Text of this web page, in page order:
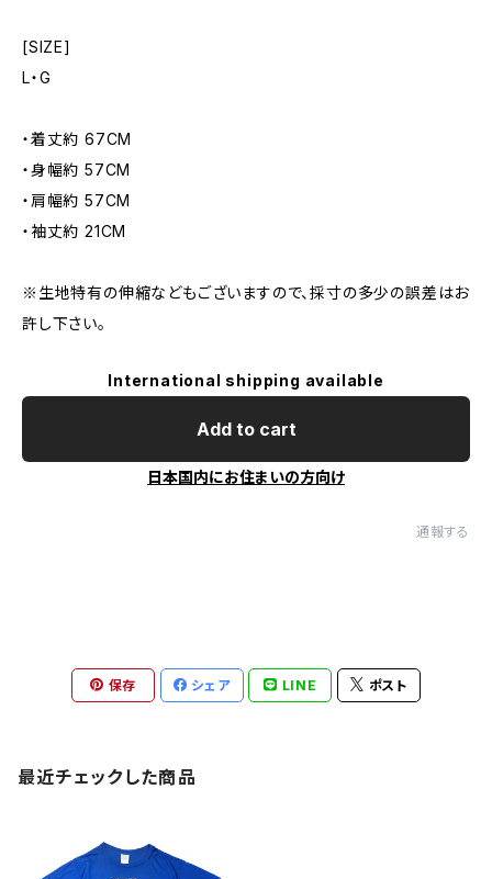
[SIZE]
L・G
・着丈約 67CM
・身幅約 57CM
・肩幅約 57CM
・袖丈約 21CM
※生地特有の伸縮などもございますので、採寸の多少の誤差はお
許し下さい。
International shipping available
Add to cart
日本国内にお住まいの方向け
通報する
保存 シェア LINE ポスト
最近チェックした商品